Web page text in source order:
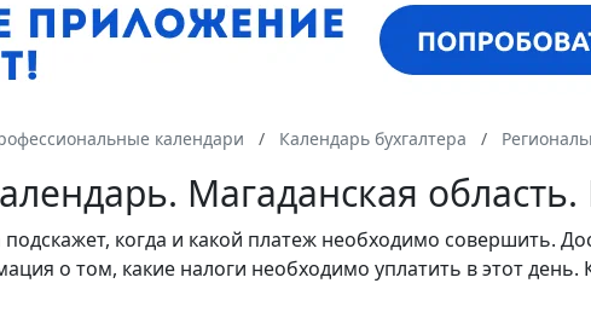
календари Календарь бухгалтера
Магаданская
подскажет, когда и какой платеж необходимо совершить.
о том, какие налоги необходимо уплатить в этот